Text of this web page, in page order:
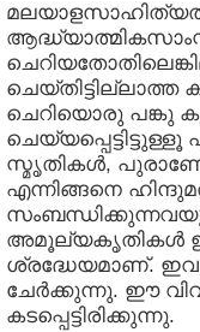
ചെറിയൊരു പങ്കു
സ്മൃതികള്‍,
എന്നിങ്ങനെ
അമൂല്യകൃതികള്‍
ശ്രദ്ധേയമാണ്.
ചേര്‍ക്കുന്നു. ഈ
കടപ്പെട്ടിരിക്കുന്നു.